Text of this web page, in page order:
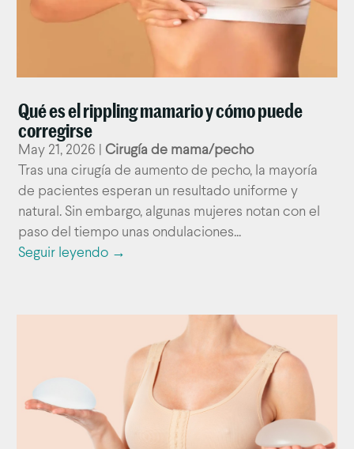
Qué es el rippling mamario y cómo puede
corregirse
May 21, 2026 |Cirugía de mama/pecho
Tras una cirugía de aumento de pecho, la mayoría
de pacientes esperan un resultado uniforme y
natural. Sin embargo, algunas mujeres notan con el
paso del tiempo unas ondulaciones...
Seguir leyendo →